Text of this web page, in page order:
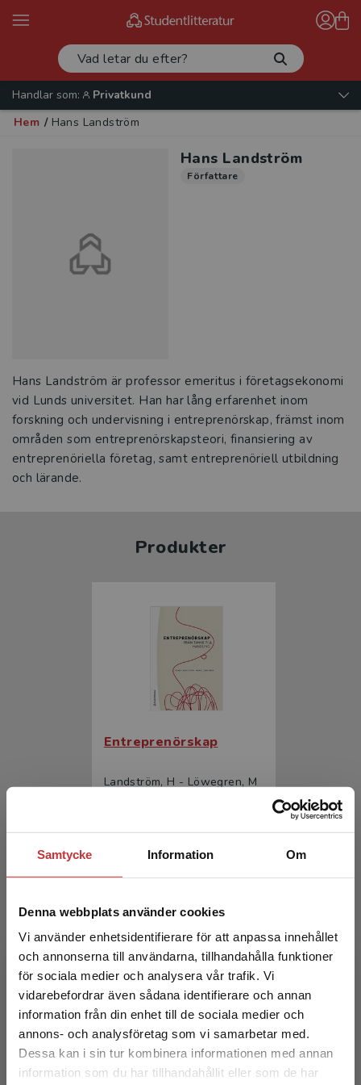
Samtycke Information Om
Denna webbplats använder cookies
Vi använder enhetsidentifierare för att anpassa innehållet
och annonserna till användarna, tillhandahålla funktioner
för sociala medier och analysera vår trafik. Vi
vidarebefordrar även sådana identifierare och annan
information från din enhet till de sociala medier och
annons- och analysföretag som vi samarbetar med.
Dessa kan i sin tur kombinera informationen med annan
information som du har tillhandahållit eller som de har
Begränsad fraktregion
Det verkar som att du besöker
Handlar som:
Privatkund
Hem / Hans Landström
Hans Landström
Författare
Hans Landström är professor emeritus i företagsekonomi
vid Lunds universitet. Han har lång erfarenhet inom
forskning och undervisning i entreprenörskap, främst inom
områden som entreprenörskapsteori, finansiering av
entreprenöriella företag, samt entreprenöriell utbildning
och lärande.
Produkter
Entreprenörskap
Landström, H - Löwegren, M
Entreprenörskap
Landström, H - Löwegren, M
227 kr inkl. moms